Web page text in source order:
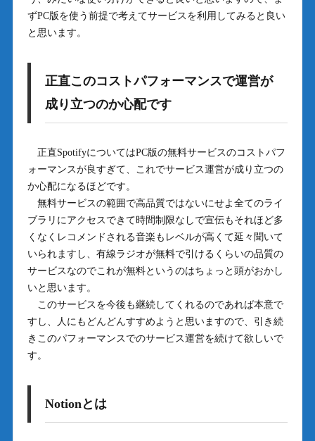
ずPC版を使う前提で考えてサービスを利用してみると良い
と思います。
正直このコストパフォーマンスで運営が
成り立つのか心配です
正直SpotifyについてはPC版の無料サービスのコストパフ
ォーマンスが良すぎて、これでサービス運営が成り立つの
か心配になるほどです。
無料サービスの範囲で高品質ではないにせよ全てのライ
ブラリにアクセスできて時間制限なしで宣伝もそれほど多
くなくレコメンドされる音楽もレベルが高くて延々聞いて
いられますし、有線ラジオが無料で引けるくらいの品質の
サービスなのでこれが無料というのはちょっと頭がおかし
いと思います。
このサービスを今後も継続してくれるのであれば本意で
すし、人にもどんどんすすめようと思いますので、引き続
きこのパフォーマンスでのサービス運営を続けて欲しいで
す。
Notionとは